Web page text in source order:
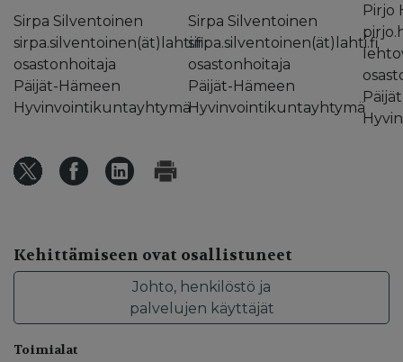
Sirpa Silventoinen
sirpa.silventoinen(ät)lahti.fi
osastonhoitaja
Päijät-Hämeen
Hyvinvointikuntayhtymä
Sirpa Silventoinen
sirpa.silventoinen(ät)lahti.fi
osastonhoitaja
Päijät-Hämeen
Hyvinvointikuntayhtymä
Pirjo
Kehittämiseen ovat osallistuneet
Johto, henkilöstö ja
palvelujen käyttäjät
Toimialat